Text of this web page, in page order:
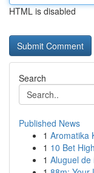
HTML is disabled
Search
Published News
1 Aromatika
1 10 Bet
1 Aluguel de